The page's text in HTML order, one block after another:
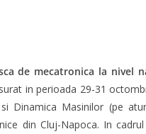
de mecatronica la nivel
in perioada 29-31
Dinamica Masinilor (pe
din Cluj-Napoca. In